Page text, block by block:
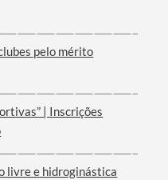
pelo mérito
| Inscrições
livre e hidroginástica